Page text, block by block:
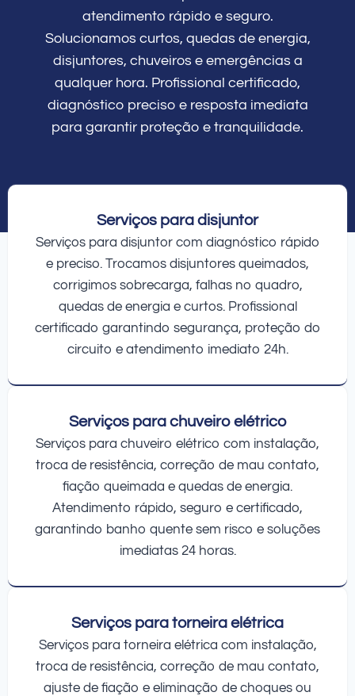
atendimento rápido e seguro.
Solucionamos curtos, quedas de energia,
disjuntores, chuveiros e emergências a
qualquer hora. Profissional certificado,
diagnóstico preciso e resposta imediata
para garantir proteção e tranquilidade.
Serviços para disjuntor
Serviços para disjuntor com diagnóstico rápido
e preciso. Trocamos disjuntores queimados,
corrigimos sobrecarga, falhas no quadro,
quedas de energia e curtos. Profissional
certificado garantindo segurança, proteção do
circuito e atendimento imediato 24h.
Serviços para chuveiro elétrico
Serviços para chuveiro elétrico com instalação,
troca de resistência, correção de mau contato,
fiação queimada e quedas de energia.
Atendimento rápido, seguro e certificado,
garantindo banho quente sem risco e soluções
imediatas 24 horas.
Serviços para torneira elétrica
Serviços para torneira elétrica com instalação,
troca de resistência, correção de mau contato,
ajuste de fiação e eliminação de choques ou